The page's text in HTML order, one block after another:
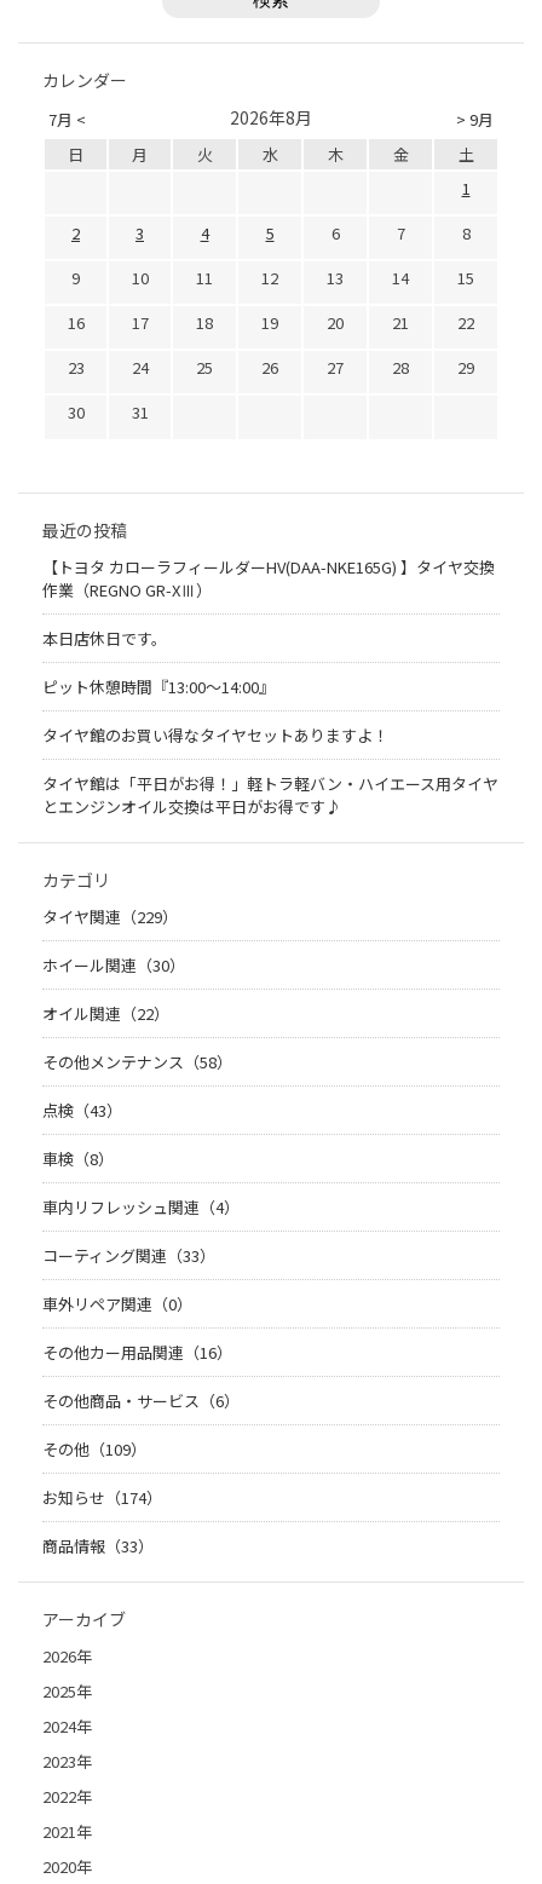
カレンダー
7月 < > 9月
2026年8月
日 月 火 水 木 金
土
1
2
3 4 5 6 7
8
9
10 11 12 13 14
15
16
17 18 19 20 21
22
23
24 25 26 27 28
29
30
31
最近の投稿
【トヨタ カローラフィールダーHV(DAA-NKE165G) 】タイヤ交換
作業（REGNO GR-XⅢ）
本日店休日です。
ピット休憩時間『13:00～14:00』
タイヤ館のお買い得なタイヤセットありますよ！
タイヤ館は「平日がお得！」軽トラ軽バン・ハイエース用タイヤ
とエンジンオイル交換は平日がお得です♪
カテゴリ
タイヤ関連（229）
ホイール関連（30）
オイル関連（22）
その他メンテナンス（58）
点検（43）
車検（8）
車内リフレッシュ関連（4）
コーティング関連（33）
車外リペア関連（0）
その他カー用品関連（16）
その他商品・サービス（6）
その他（109）
お知らせ（174）
商品情報（33）
アーカイブ
2026年
2025年
2024年
2023年
2022年
2021年
2020年